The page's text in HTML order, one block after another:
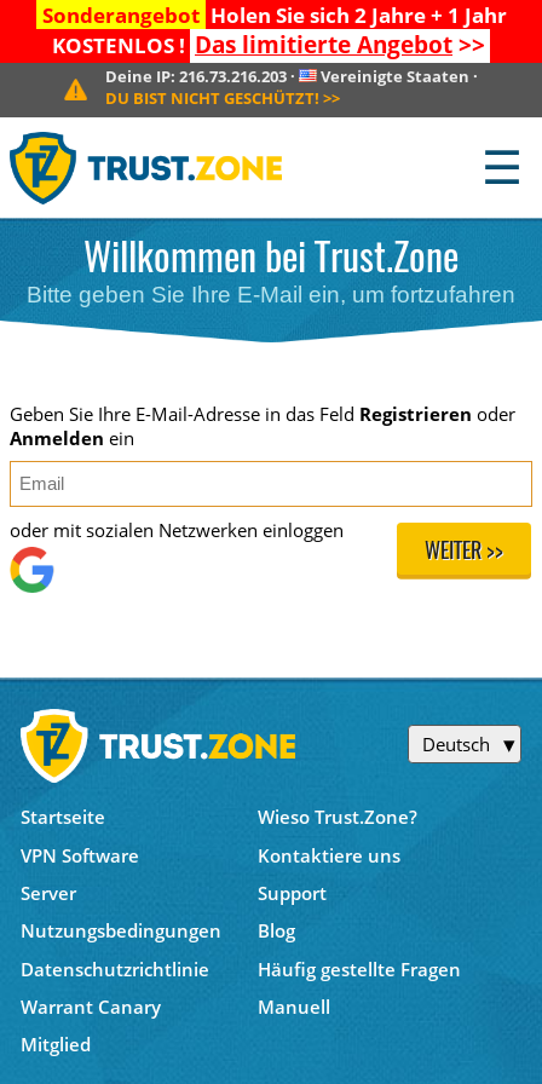
Sonderangebot Holen Sie sich 2 Jahre + 1 Jahr
KOSTENLOS ! Das limitierte Angebot>>
Deine IP: 216.73.216.203· Vereinigte Staaten ·
DU BIST NICHT GESCHÜTZT! >>
☰
Willkommen bei Trust.Zone
Bitte geben Sie Ihre E-Mail ein, um fortzufahren
Geben Sie Ihre E-Mail-Adresse in das Feld Registrieren oder
Anmelden ein
WEITER >>
oder mit sozialen Netzwerken einloggen
Deutsch
Startseite
Wieso Trust.Zone?
VPN Software
Kontaktiere uns
Server
Support
Nutzungsbedingungen
Blog
Datenschutzrichtlinie
Häufig gestellte Fragen
Warrant Canary
Manuell
Mitglied